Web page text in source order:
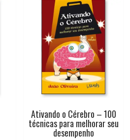
Ativando o Cérebro – 100
técnicas para melhorar seu
desempenho